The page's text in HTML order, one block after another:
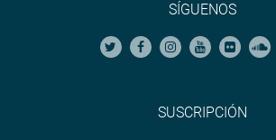
SÍGUENOS
SUSCRIPCIÓN